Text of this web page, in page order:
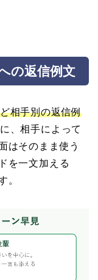
の返信例文
相手別の返信例
、相手によって
はそのまま使う
を一文加える
。